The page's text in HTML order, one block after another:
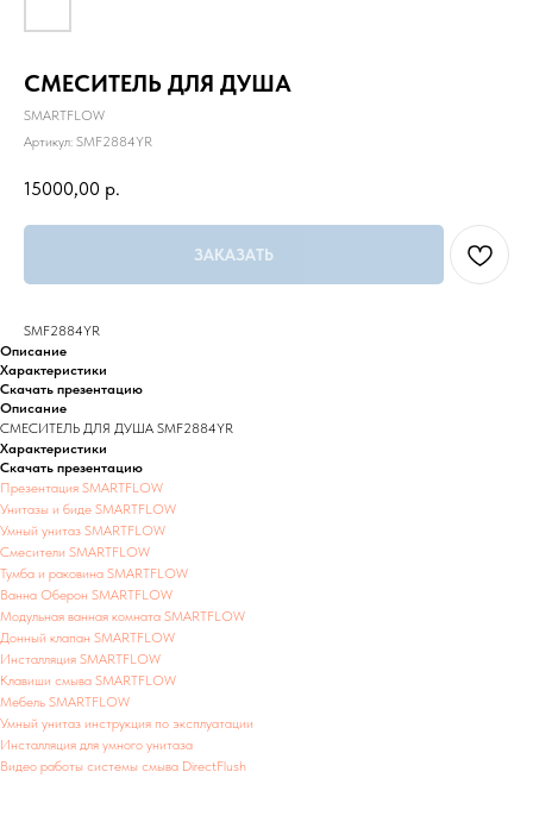
СМЕСИТЕЛЬ ДЛЯ ДУША
SMARTFLOW
Артикул: SMF2884YR
15000,00 р.
ЗАКАЗАТЬ
SMF2884YR
Описание
Характеристики
Скачать презентацию
Описание
СМЕСИТЕЛЬ ДЛЯ ДУША SMF2884YR
Характеристики
Скачать презентацию
Презентация SMARTFLOW
Унитазы и биде SMARTFLOW
Умный унитаз SMARTFLOW
Смесители SMARTFLOW
Тумба и раковина SMARTFLOW
Ванна Оберон SMARTFLOW
Модульная ванная комната SMARTFLOW
Донный клапан SMARTFLOW
Инсталляция SMARTFLOW
Клавиши смыва SMARTFLOW
Мебель SMARTFLOW
Умный унитаз инструкция по эксплуатации
Инсталляция для умного унитаза
Видео работы системы смыва DirectFlush